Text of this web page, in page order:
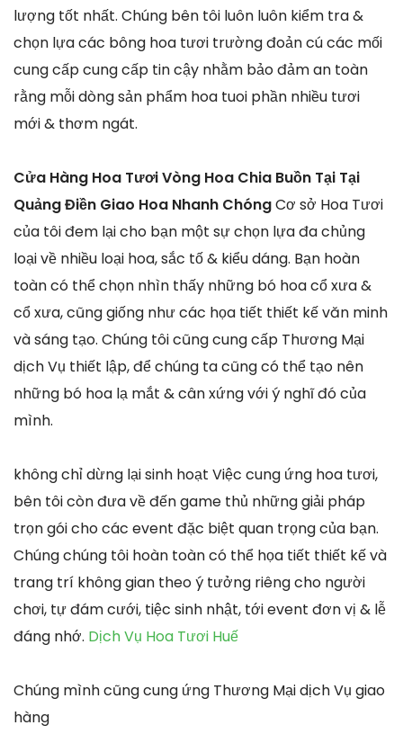
lượng tốt nhất. Chúng bên tôi luôn luôn kiểm tra &
chọn lựa các bông hoa tươi trường đoản cú các mối
cung cấp cung cấp tin cậy nhằm bảo đảm an toàn
rằng mỗi dòng sản phẩm hoa tuoi phần nhiều tươi
mới & thơm ngát.
Cửa Hàng Hoa Tươi Vòng Hoa Chia Buồn Tại Tại
Quảng Điền Giao Hoa Nhanh ChóngCơ sở Hoa Tươi
của tôi đem lại cho bạn một sự chọn lựa đa chủng
loại về nhiều loại hoa, sắc tố & kiểu dáng. Bạn hoàn
toàn có thể chọn nhìn thấy những bó hoa cổ xưa &
cổ xưa, cũng giống như các họa tiết thiết kế văn minh
và sáng tạo. Chúng tôi cũng cung cấp Thương Mại
dịch Vụ thiết lập, để chúng ta cũng có thể tạo nên
những bó hoa lạ mắt & cân xứng với ý nghĩ đó của
mình.
không chỉ dừng lại sinh hoạt Việc cung ứng hoa tươi,
bên tôi còn đưa về đến game thủ những giải pháp
trọn gói cho các event đặc biệt quan trọng của bạn.
Chúng chúng tôi hoàn toàn có thể họa tiết thiết kế và
trang trí không gian theo ý tưởng riêng cho người
chơi, tự đám cưới, tiệc sinh nhật, tới event đơn vị & lễ
đáng nhớ. Dịch Vụ Hoa Tươi Huế
Chúng mình cũng cung ứng Thương Mại dịch Vụ giao
hàng